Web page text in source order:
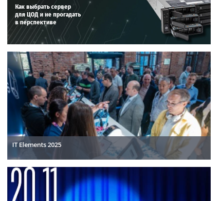
Как выбрать сервер
для ЦОД и не прогадать
в перспективе
IT Elements 2025